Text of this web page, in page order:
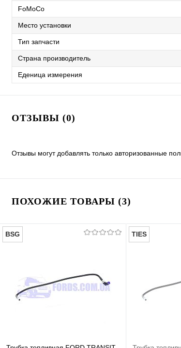
FoMoCo
Место установки
Тип запчасти
Страна производитель
Еденица измерения
ОТЗЫВЫ (0)
Отзывы могут добавлять только авторизованные
ПОХОЖИЕ ТОВАРЫ (3)
BSG TIES